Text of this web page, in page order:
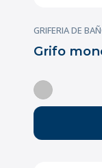
GRIFERIA DE
Grifo